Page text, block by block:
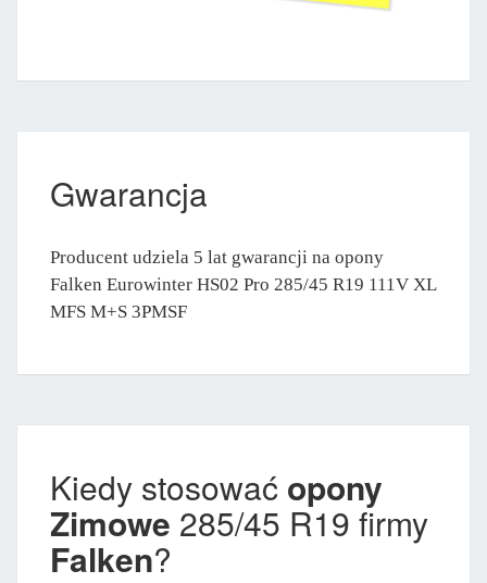
Gwarancja
Producent udziela 5 lat gwarancji na opony
Falken Eurowinter HS02 Pro 285/45 R19 111V XL
MFS M+S 3PMSF
Kiedy stosować opony
Zimowe 285/45 R19 firmy
Falken?